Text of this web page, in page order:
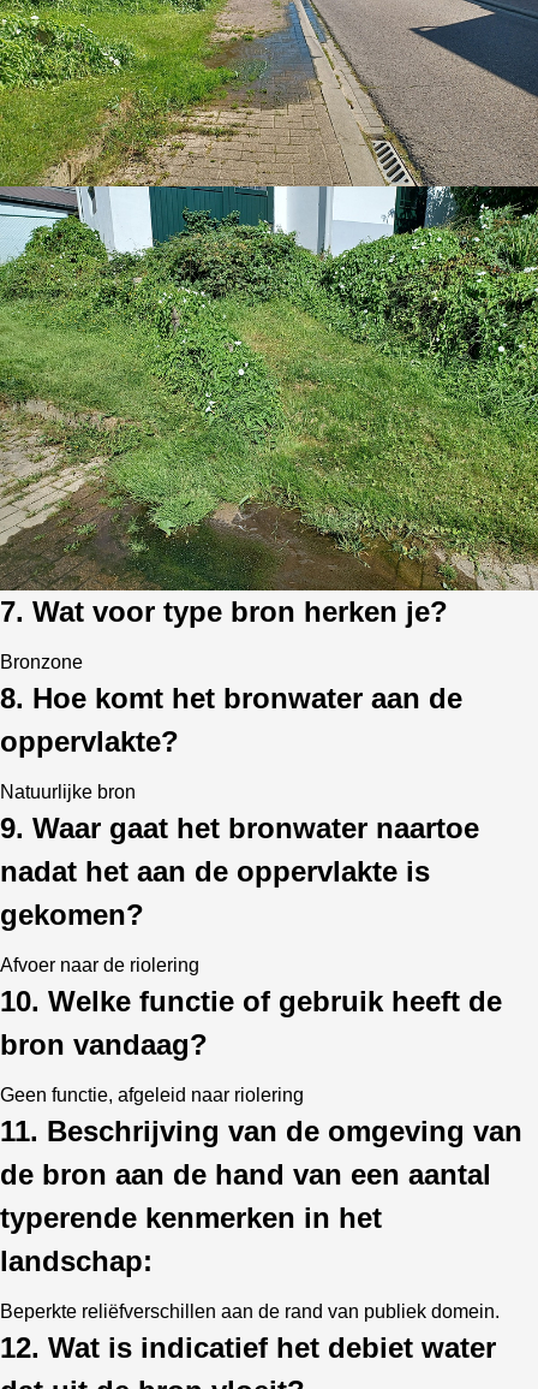
7. Wat voor type bron herken je?
Bronzone
8. Hoe komt het bronwater aan de
oppervlakte?
Natuurlijke bron
9. Waar gaat het bronwater naartoe
nadat het aan de oppervlakte is
gekomen?
Afvoer naar de riolering
10. Welke functie of gebruik heeft de
bron vandaag?
Geen functie, afgeleid naar riolering
11. Beschrijving van de omgeving van
de bron aan de hand van een aantal
typerende kenmerken in het
landschap:
Beperkte reliëfverschillen aan de rand van publiek domein.
12. Wat is indicatief het debiet water